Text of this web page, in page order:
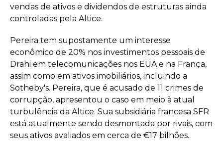
vendas de ativos e dividendos de estruturas ainda
controladas pela Altice.
Pereira tem supostamente um interesse
econômico de 20% nos investimentos pessoais de
Drahi em telecomunicações nos EUA e na França,
assim como em ativos imobiliários, incluindo a
Sotheby's. Pereira, que é acusado de 11 crimes de
corrupção, apresentou o caso em meio à atual
turbulência da Altice. Sua subsidiária francesa SFR
está atualmente sendo desmontada por rivais, com
seus ativos avaliados em cerca de €17 bilhões.